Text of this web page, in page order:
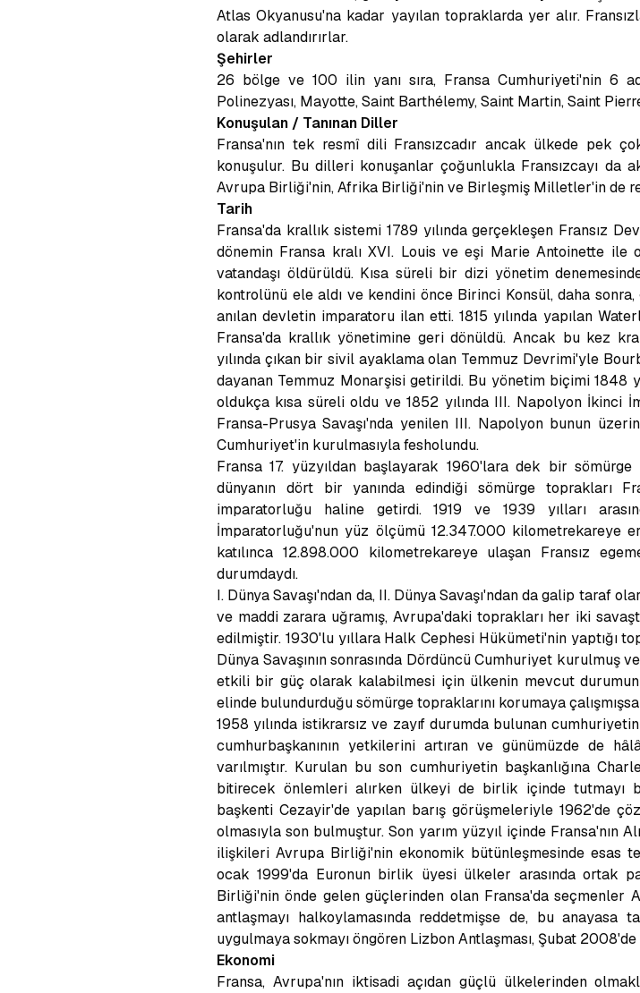
Atlas Okyanusu'na kadar yayılan topraklarda yer alır.
olarak adlandırırlar.
Şehirler
26 bölge ve 100 ilin yanı sıra, Fransa Cumhuriyeti'nin 6
Polinezyası, Mayotte, Saint Barthélemy, Saint Martin, Saint
Konuşulan / Tanınan Diller
Fransa'nın tek resmî dili Fransızcadır ancak ülkede pek
konuşulur. Bu dilleri konuşanlar çoğunlukla Fransızcayı da
Avrupa Birliği'nin, Afrika Birliği'nin ve Birleşmiş Milletler'in de
Tarih
Fransa'da krallık sistemi 1789 yılında gerçekleşen Fransız
dönemin Fransa kralı XVI. Louis ve eşi Marie Antoinette ile
vatandaşı öldürüldü. Kısa süreli bir dizi yönetim
kontrolünü ele aldı ve kendini önce Birinci Konsül, daha
anılan devletin imparatoru ilan etti. 1815 yılında yapılan
Fransa'da krallık yönetimine geri dönüldü. Ancak bu kez
yılında çıkan bir sivil ayaklama olan Temmuz Devrimi'yle
dayanan Temmuz Monarşisi getirildi. Bu yönetim biçimi 1848
oldukça kısa süreli oldu ve 1852 yılında III. Napolyon İkinci
Fransa-Prusya Savaşı'nda yenilen III. Napolyon bunun
Cumhuriyet'in kurulmasıyla fesholundu.
Fransa 17. yüzyıldan başlayarak 1960'lara dek bir
dünyanın dört bir yanında edindiği sömürge toprakları
imparatorluğu haline getirdi. 1919 ve 1939 yılları
İmparatorluğu'nun yüz ölçümü 12.347.000 kilometrekareye
katılınca 12.898.000 kilometrekareye ulaşan Fransız
durumdaydı.
I. Dünya Savaşı'ndan da, II. Dünya Savaşı'ndan da galip taraf
ve maddi zarara uğramış, Avrupa'daki toprakları her iki
edilmiştir. 1930'lu yıllara Halk Cephesi Hükümeti'nin yaptığı
Dünya Savaşının sonrasında Dördüncü Cumhuriyet kurulmuş
etkili bir güç olarak kalabilmesi için ülkenin mevcut
elinde bulundurduğu sömürge topraklarını korumaya
1958 yılında istikrarsız ve zayıf durumda bulunan
cumhurbaşkanının yetkilerini artıran ve günümüzde de
varılmıştır. Kurulan bu son cumhuriyetin başkanlığına
bitirecek önlemleri alırken ülkeyi de birlik içinde tutmayı
başkenti Cezayir'de yapılan barış görüşmeleriyle 1962'de
olmasıyla son bulmuştur. Son yarım yüzyıl içinde Fransa'nın
ilişkileri Avrupa Birliği'nin ekonomik bütünleşmesinde esas
ocak 1999'da Euronun birlik üyesi ülkeler arasında ortak
Birliği'nin önde gelen güçlerinden olan Fransa'da seçmenler
antlaşmayı halkoylamasında reddetmişse de, bu anayasa
uygulmaya sokmayı öngören Lizbon Antlaşması, Şubat
Ekonomi
Fransa, Avrupa'nın iktisadi açıdan güçlü ülkelerinden